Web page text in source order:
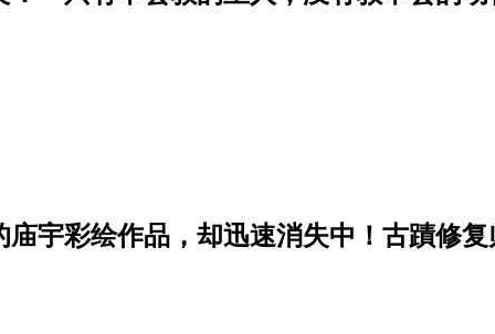
庙宇彩绘作品，却迅速消失中！古蹟修复